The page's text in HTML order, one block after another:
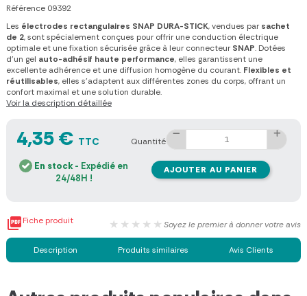
Référence 09392
Les électrodes rectangulaires SNAP DURA-STICK, vendues par sachet
de 2, sont spécialement conçues pour offrir une conduction électrique
optimale et une fixation sécurisée grâce à leur connecteur SNAP. Dotées
d’un gel auto-adhésif haute performance, elles garantissent une
excellente adhérence et une diffusion homogène du courant. Flexibles et
réutilisables, elles s’adaptent aux différentes zones du corps, offrant un
confort maximal et une solution durable.
Voir la description détaillée
4,35 € TTC
En stock- Expédié en
24/48H !
Quantité
AJOUTER AU PANIER
Fiche produit ★★★★★ Soyez le premier à donner votre avis
Description Produits similaires Avis Clients